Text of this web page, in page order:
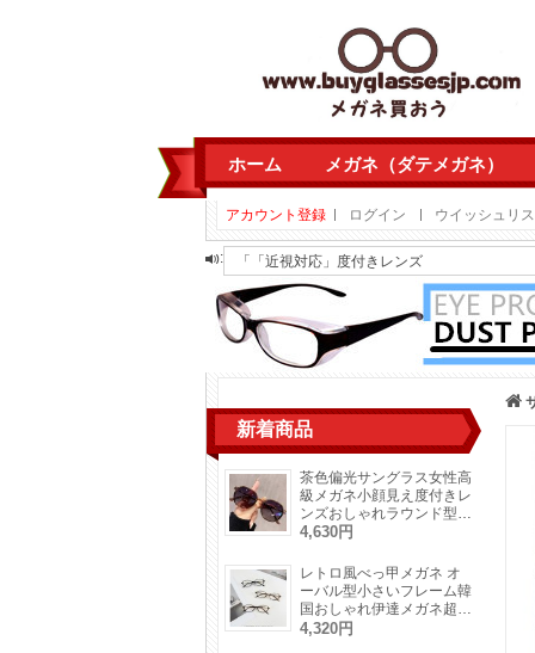
ホーム メガネ（ダテメガネ）
アカウント登録 ログイン ウイッシュリ
:
「
南方ひづる 黒縁コスプレ用メガネ南雲先
「南方ひづる 黒縁コスプレ用メガネ南雲先
「キャットアイ型サングラス茶色黄色パイロ
「
茶色偏光サングラス女性高級メガネ小顔
「個性的多角形タイプ眼鏡ダテメガネフレー
「 個性的多角形タイプ眼鏡ダテメガネフレ
「サーモントメガネフレームおしゃれメンズ
新着商品
茶色偏光サングラス女性高
級メガネ小顔見え度付きレ
ンズおしゃれラウンド型流
行り2026年トレンド紫外
色ファッション
4,630円
レトロ風べっ甲メガネ オ
ーバル型小さいフレーム韓
国おしゃれ伊達メガネ超軽
量細いフレーム度付き度な
4,320円